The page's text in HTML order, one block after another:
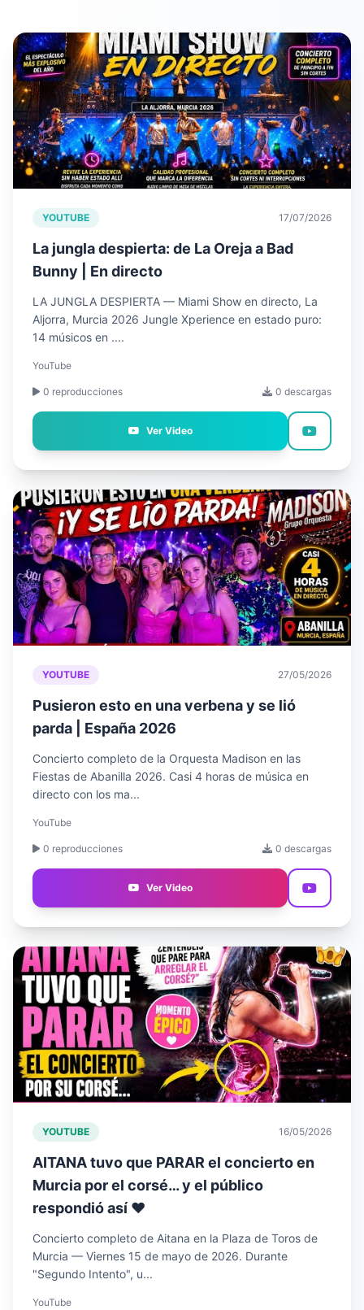
YOUTUBE 17/07/2026
La jungla despierta: de La Oreja a Bad
Bunny | En directo
LA JUNGLA DESPIERTA — Miami Show en directo, La
Aljorra, Murcia 2026 Jungle Xperience en estado puro:
14 músicos en ....
YouTube
0 reproducciones 0 descargas
Ver Video
YOUTUBE 27/05/2026
Pusieron esto en una verbena y se lió
parda | España 2026
Concierto completo de la Orquesta Madison en las
Fiestas de Abanilla 2026. Casi 4 horas de música en
directo con los ma...
YouTube
0 reproducciones 0 descargas
Ver Video
YOUTUBE 16/05/2026
AITANA tuvo que PARAR el concierto en
Murcia por el corsé… y el público
respondió así ❤️
Concierto completo de Aitana en la Plaza de Toros de
Murcia — Viernes 15 de mayo de 2026. Durante
"Segundo Intento", u...
YouTube